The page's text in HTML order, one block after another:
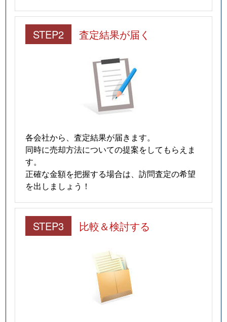
STEP2 査定結果が届く
各会社から、査定結果が届きます。
同時に売却方法についての提案をしてもらえま
す。
正確な金額を把握する場合は、訪問査定の希望
を出しましょう！
STEP3 比較＆検討する